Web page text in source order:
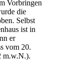
Vorbringen
die
Selbst
ist in
er
vom 20.
m.w.N.).